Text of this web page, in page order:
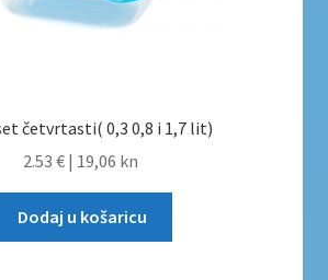
četvrtasti( 0,3 0,8 i 1,7 lit)
2.53 € | 19,06 kn
Dodaj u košaricu